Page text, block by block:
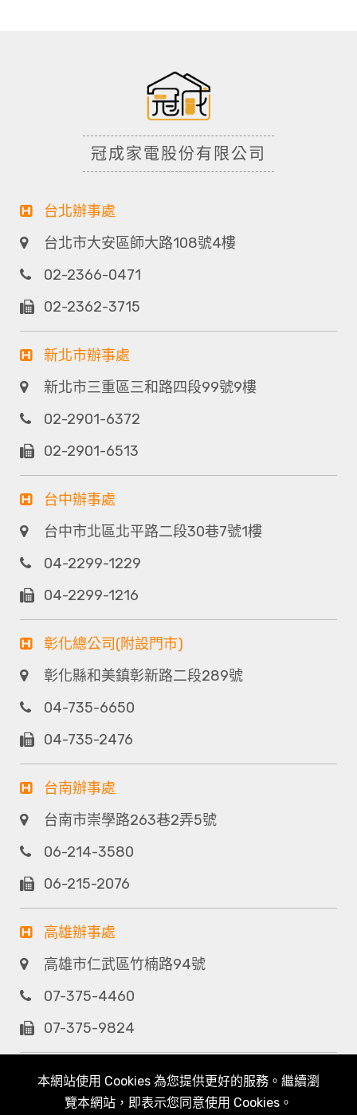
本網站使用 Cookies 為您提供更好的服務。繼續瀏
覽本網站，即表示您同意使用 Cookies。
冠成家電股份有限公司
台北辦事處
台北市大安區師大路108號4樓
02-2366-0471
02-2362-3715
新北市辦事處
新北市三重區三和路四段99號9樓
02-2901-6372
02-2901-6513
台中辦事處
台中市北區北平路二段30巷7號1樓
04-2299-1229
04-2299-1216
彰化總公司(附設門市)
彰化縣和美鎮彰新路二段289號
04-735-6650
04-735-2476
台南辦事處
台南市崇學路263巷2弄5號
06-214-3580
06-215-2076
高雄辦事處
高雄市仁武區竹楠路94號
07-375-4460
07-375-9824